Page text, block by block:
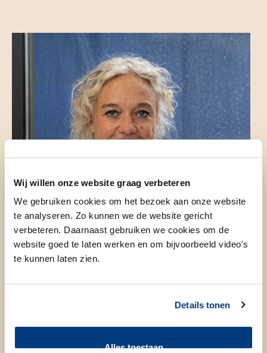
Wij willen onze website graag verbeteren
We gebruiken cookies om het bezoek aan onze website
te analyseren. Zo kunnen we de website gericht
verbeteren. Daarnaast gebruiken we cookies om de
website goed te laten werken en om bijvoorbeeld video's
te kunnen laten zien.
Details tonen
Alles toestaan
Even voorstellen